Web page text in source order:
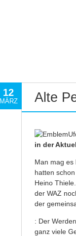
12
MÄRZ Alte
in der
Man mag es
hatten
Heino
der WAZ
der
: Der
ganz viele